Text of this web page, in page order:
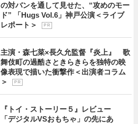
の対バンを通して見せた、“攻めのモー
ド” 「Hugs Vol.6」神戸公演＜ライブ
レポート＞
P R
主演・森七菜×長久允監督『炎上』 歌
舞伎町の過酷さときらきらを独特の映
像表現で描いた衝撃作＜出演者コラム
＞
P R
『トイ・ストーリー５』レビュー
「デジタルVSおもちゃ」の先にあ